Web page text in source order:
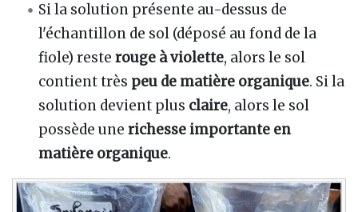
Si la solution présente au-dessus de
l'échantillon de sol (déposé au fond de la
fiole) resterouge à violette, alors le sol
contient très peu de matière organique. Si la
solution devient plus claire, alors le sol
possède unerichesse importante en
matière organique.